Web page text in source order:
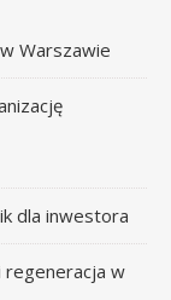
Warszawie
dla inwestora
regeneracja w